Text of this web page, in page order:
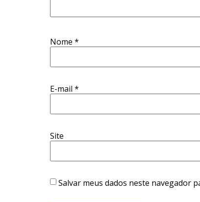
Nome *
E-mail *
Site
Salvar meus dados neste navegador